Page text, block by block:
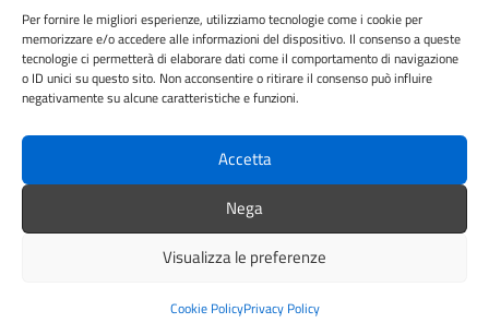
Per fornire le migliori esperienze, utilizziamo tecnologie come i cookie per
memorizzare e/o accedere alle informazioni del dispositivo. Il consenso a queste
tecnologie ci permetterà di elaborare dati come il comportamento di navigazione
o ID unici su questo sito. Non acconsentire o ritirare il consenso può influire
negativamente su alcune caratteristiche e funzioni.
Accetta
Nega
Visualizza le preferenze
Cookie PolicyPrivacy Policy
Informativa privacy
Cookie Policy
Note legali
Dichiarazione di accessibilità
SEGUICI SU
Biblioteca Comunale
Mappa del sito Credits